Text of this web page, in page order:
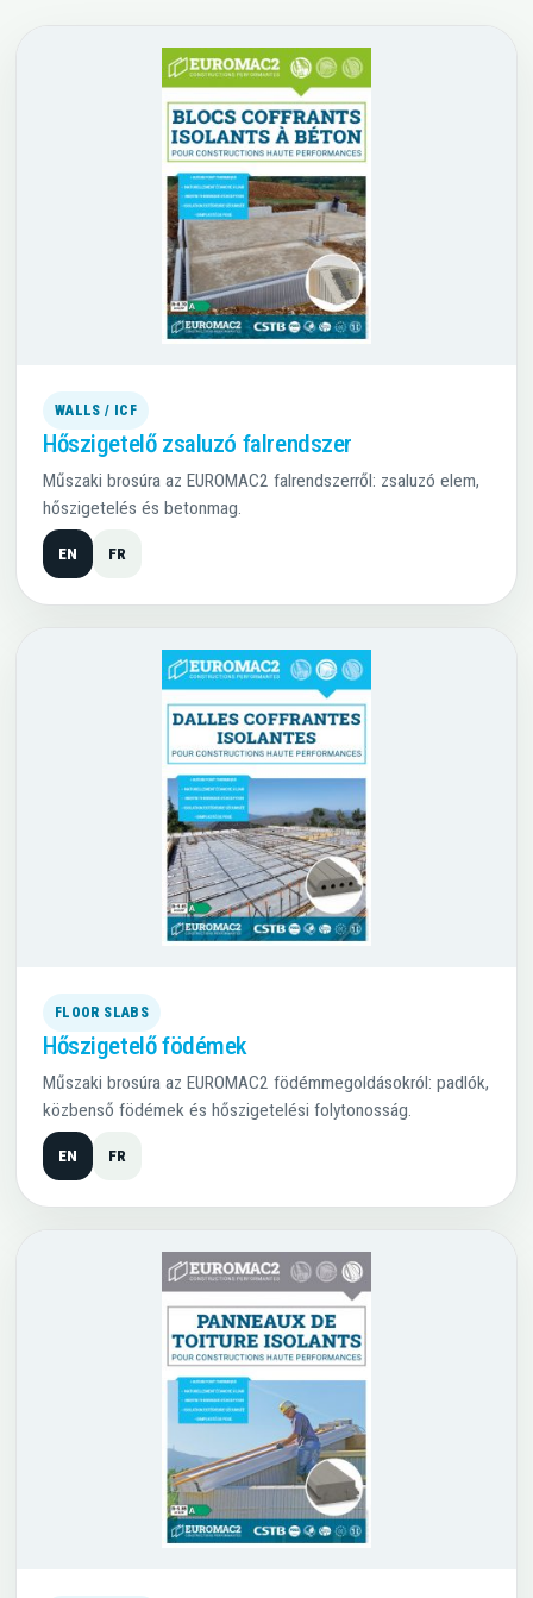
WALLS / ICF
Hőszigetelő zsaluzó falrendszer
Műszaki brosúra az EUROMAC2 falrendszerről: zsaluzó elem,
hőszigetelés és betonmag.
EN FR
FLOOR SLABS
Hőszigetelő födémek
Műszaki brosúra az EUROMAC2 födémmegoldásokról: padlók,
közbenső födémek és hőszigetelési folytonosság.
EN FR